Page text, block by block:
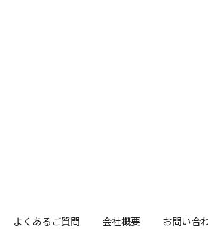
よくあるご質問 会社概要 お問い合